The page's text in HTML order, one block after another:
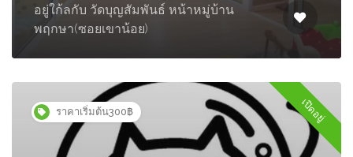
อยู่ใก้ลกับ วัดบุญสัมพันธ์ หน้าหมู่บ้าน
พฤกษา(ซอยเขาน้อย)
ราคาเริ่มต้น300฿ เปิดอยู่